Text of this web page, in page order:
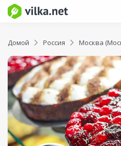
Домой Россия Москва